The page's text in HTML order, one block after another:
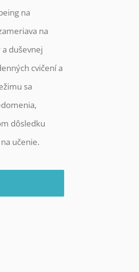
na
na
duševnej
cvičení a
sa
dôsledku
učenie.